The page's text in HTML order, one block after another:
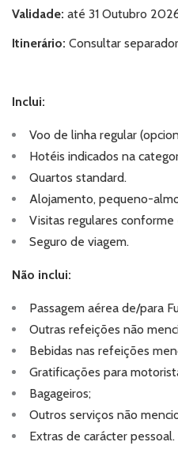
Validade: até 31 Outubro
Itinerário: Consultar separador
Inclui:
Voo de linha regular
Hotéis indicados na
Quartos standard.
Alojamento, pequeno-
Visitas regulares conforme
Seguro de viagem.
Não inclui:
Passagem aérea de/para
Outras refeições não
Bebidas nas refeições
Gratificações para
Bagageiros;
Outros serviços não
Extras de carácter pessoal.